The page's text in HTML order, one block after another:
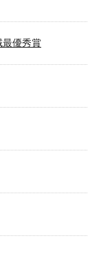
優秀賞